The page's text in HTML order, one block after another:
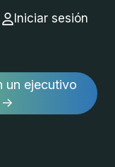
submenu for
Iniciar sesión
un ejecutivo
→